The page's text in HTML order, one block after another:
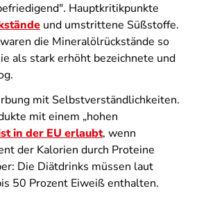
Hauptkritikpunkte
und umstrittene Süßstoffe.
die Mineralölrückstände so
als stark erhöht bezeichnete und
mit Selbstverständlichkeiten.
mit einem „hohen
in der EU erlaubt, wenn
der Kalorien durch Proteine
Die Diätdrinks müssen laut
50 Prozent Eiweiß enthalten.